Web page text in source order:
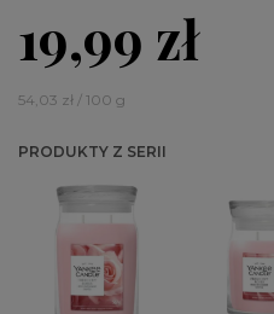
19,99 zł
54,03 zł / 100 g
PRODUKTY Z SERII